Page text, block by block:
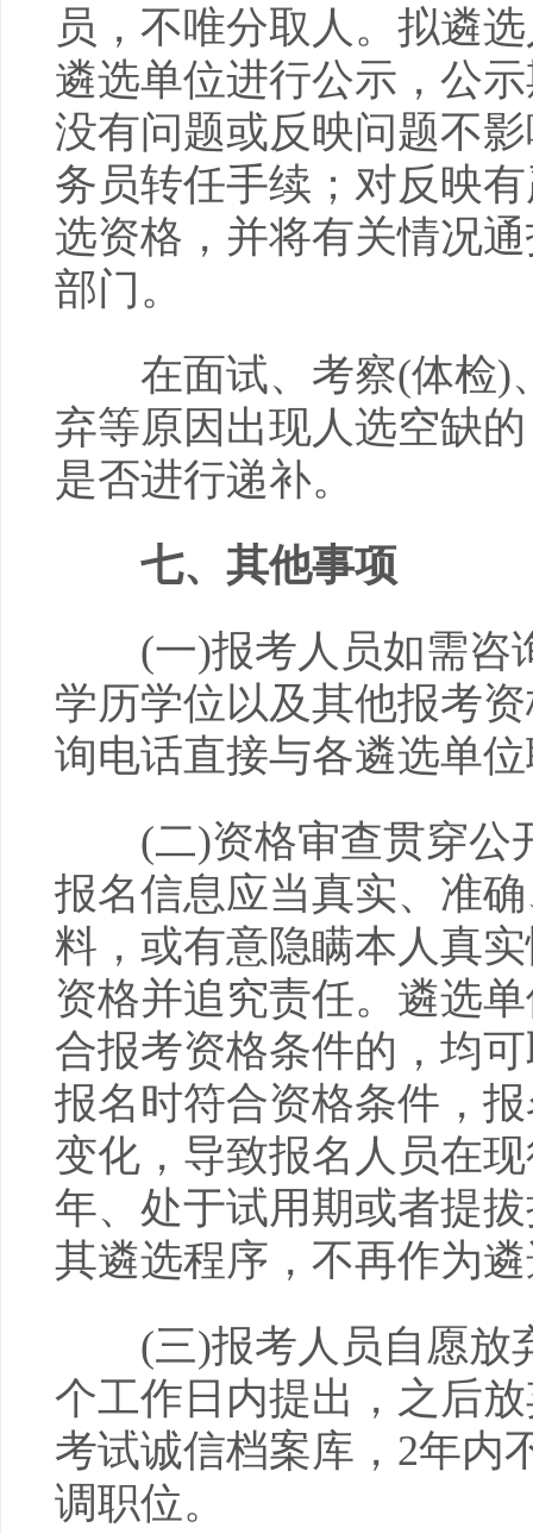
员，不唯分取人。拟遴
遴选单位进行公示，公
没有问题或反映问题不
务员转任手续；对反映
选资格，并将有关情况
部门。
在面试、考察(体检)
弃等原因出现人选空缺
是否进行递补。
七、其他事项
(一)报考人员如需咨
学历学位以及其他报考
询电话直接与各遴选单
(二)资格审查贯穿公
报名信息应当真实、准
料，或有意隐瞒本人真
资格并追究责任。遴选
合报考资格条件的，均
报名时符合资格条件，
变化，导致报名人员在
年、处于试用期或者提
其遴选程序，不再作为
(三)报考人员自愿放
个工作日内提出，之后
考试诚信档案库，2年内
调职位。